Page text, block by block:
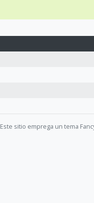
Este sitio emprega un tema